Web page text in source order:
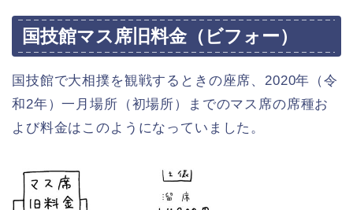
国技館マス席旧料金（ビフォー）
国技館で大相撲を観戦するときの座席、2020年（令
和2年）一月場所（初場所）までのマス席の席種お
よび料金はこのようになっていました。